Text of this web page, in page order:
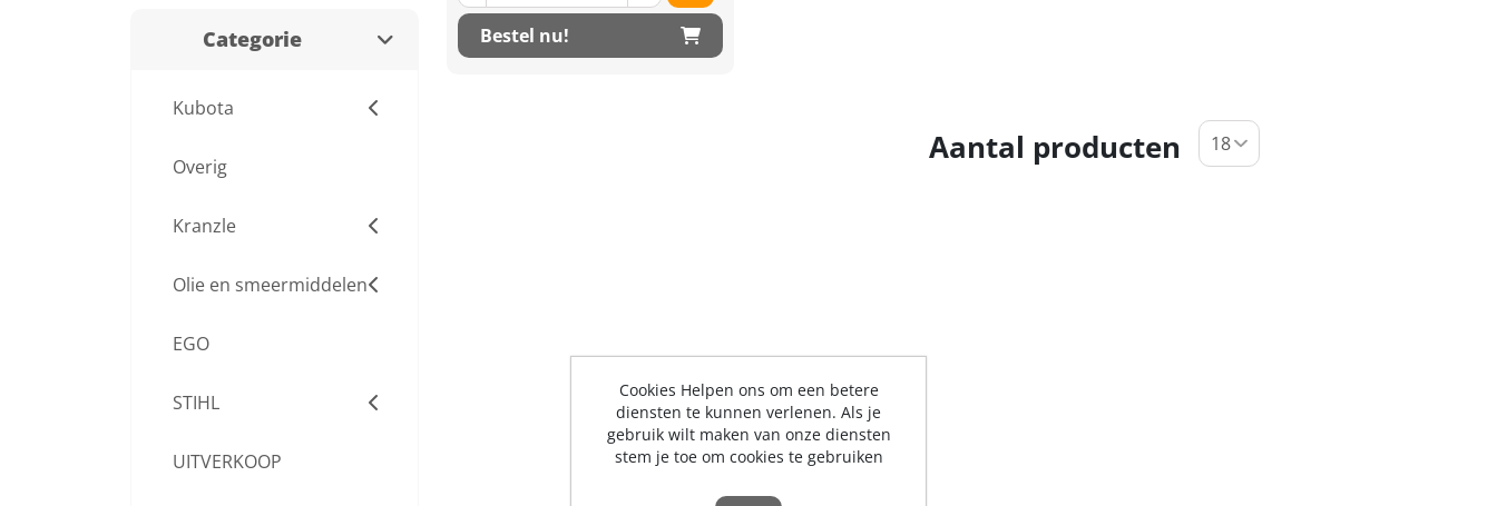
Categorie
Kubota
Overig
Kranzle
Olie en smeermiddelen
EGO
STIHL
UITVERKOOP
Bestel nu!
Aantal producten
Cookies Helpen ons om een betere
diensten te kunnen verlenen. Als je
gebruik wilt maken van onze diensten
stem je toe om cookies te gebruiken